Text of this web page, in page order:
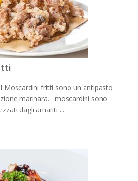
Moscardini fritti sono un antipasto
marinara. I moscardini sono
dagli amanti ...